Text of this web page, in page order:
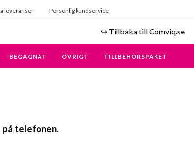
leveranser Personlig kundservice
↪️ Tillbaka till Comviq.se
BEGAGNAT ÖVRIGT TILLBEHÖRSPAKET
på telefonen.